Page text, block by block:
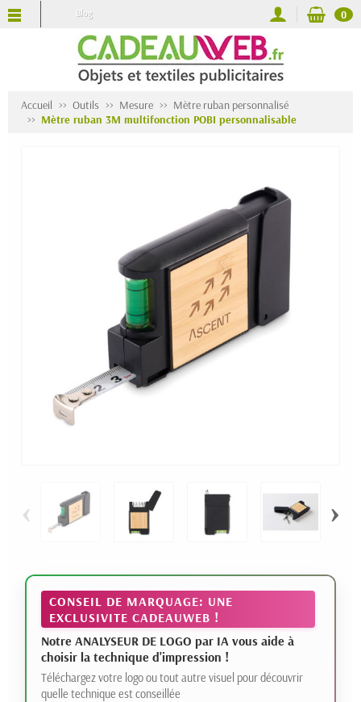
Blog 0
Accueil Outils Mesure
Mètre ruban personnalisé
Mètre ruban 3M multifonction POBI personnalisable
‹ ›
CONSEIL DE MARQUAGE: UNE
EXCLUSIVITE CADEAUWEB !
Notre ANALYSEUR DE LOGO par IA vous aide à
choisir la technique d'impression !
Téléchargez votre logo ou tout autre visuel pour découvrir
quelle technique est conseillée